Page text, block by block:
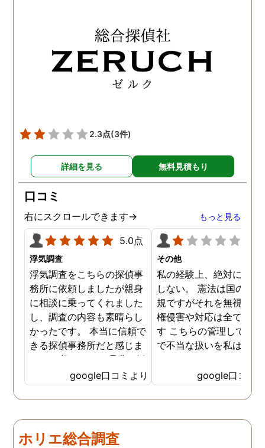
2.3点(3件)
詳細を見る 無料見積もり
口コミ
右にスクロールできます→ もっと見る
5.0点
浮気調査
浮気調査をこちらの探偵事
務所に依頼しましたが親身
に相談に乗ってくれました
し、調査の内容も素晴らし
かったです。 本当に信頼で
きる探偵事務所だと感じま
した。 皆さんにも是非お勧
めしたいと思います。
google口コミより
その他
私の経験上、絶対にお勧
しない。 憲法は国の最
規ですがそれを無視した
権侵害や対応は全て違法
す こちらの管理してい
で不当な扱いを私は受け
google口コミ
ホリエ総合調査